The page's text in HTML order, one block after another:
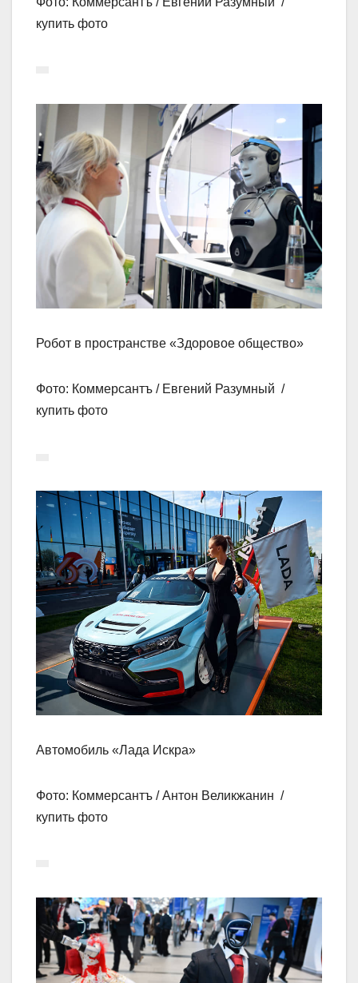
купить фото
Робот в пространстве «Здоровое общество»
Фото: Коммерсантъ / Евгений Разумный /
купить фото
Автомобиль «Лада Искра»
Фото: Коммерсантъ / Антон Великжанин /
купить фото